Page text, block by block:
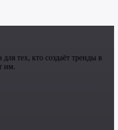
тех, кто создаёт тренды в
им.